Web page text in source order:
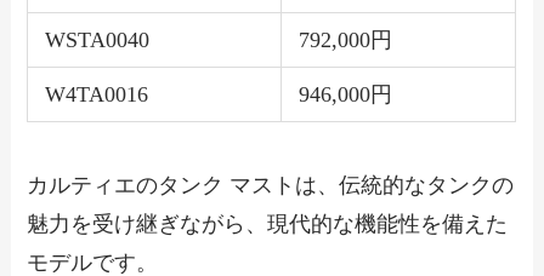
WSTA0040 792,000円
W4TA0016 946,000円
カルティエのタンク マストは、伝統的なタンクの
魅力を受け継ぎながら、現代的な機能性を備えた
モデルです。